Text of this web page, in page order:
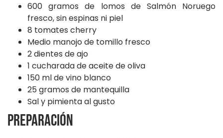
600 gramos de lomos de Salmón Noruego
fresco, sin espinas ni piel
8 tomates cherry
Medio manojo de tomillo fresco
2 dientes de ajo
1 cucharada de aceite de oliva
150 ml de vino blanco
25 gramos de mantequilla
Sal y pimienta al gusto
Preparación